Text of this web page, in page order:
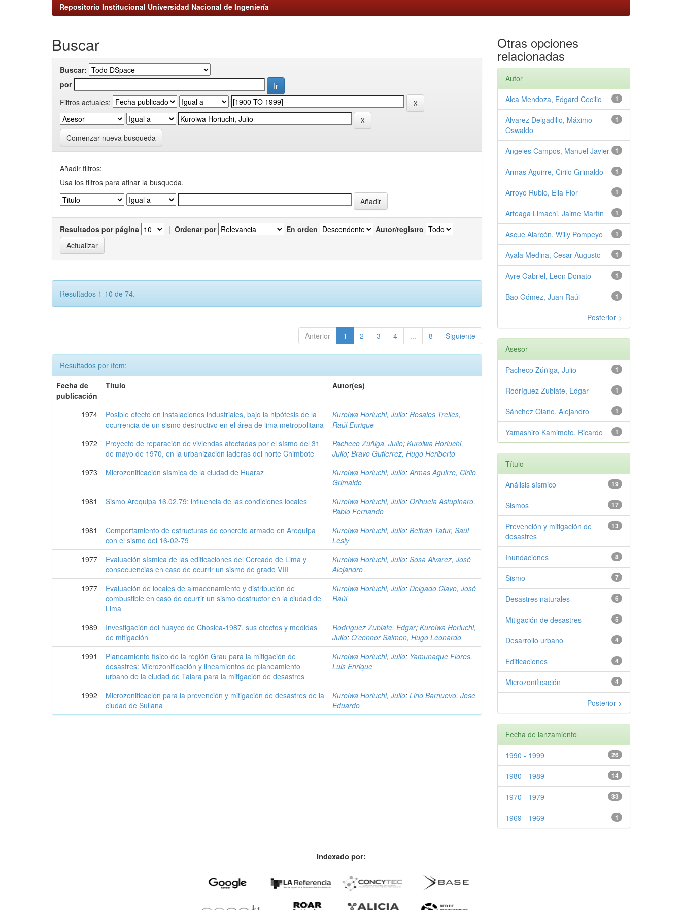
Repositorio Institucional Universidad Nacional de Ingeniería
Buscar
Buscar:
por
Filtros actuales:
Comenzar nueva busqueda
Añadir filtros:
Usa los filtros para afinar la busqueda.
Resultados por página | Ordenar por En orden Autor/registro
Resultados 1-10 de 74.
Anterior 1 2 3 4 ... 8 Siguiente
Resultados por ítem:
Fecha de
publicación
Título Autor(es)
1974
Posible efecto en instalaciones industriales, bajo la hipótesis de la
ocurrencia de un sismo destructivo en el área de lima metropolitana
Kuroiwa Horiuchi, Julio; Rosales Trelles,
Raúl Enrique
1972
Proyecto de reparación de viviendas afectadas por el sísmo del 31
de mayo de 1970, en la urbanización laderas del norte Chimbote
Pacheco Zúñiga, Julio;Kuroiwa Horiuchi,
Julio;Bravo Gutierrez, Hugo Heriberto
1973
Microzonificación sísmica de la ciudad de Huaraz Kuroiwa Horiuchi, Julio;Armas Aguirre, Cirilo
Grimaldo
1981
Sismo Arequipa 16.02.79: influencia de las condiciones locales Kuroiwa Horiuchi, Julio;Orihuela Astupinaro,
Pablo Fernando
1981
Comportamiento de estructuras de concreto armado en Arequipa
con el sismo del 16-02-79
Kuroiwa Horiuchi, Julio;Beltrán Tafur, Saúl
Lesly
1977
Evaluación sísmica de las edificaciones del Cercado de Lima y
consecuencias en caso de ocurrir un sismo de grado VIII
Kuroiwa Horiuchi, Julio;Sosa Alvarez, José
Alejandro
1977
Evaluación de locales de almacenamiento y distribución de
combustible en caso de ocurrir un sismo destructor en la ciudad de
Lima
Kuroiwa Horiuchi, Julio;Delgado Clavo, José
Raúl
1989
Investigación del huayco de Chosica-1987, sus efectos y medidas
de mitigación
Rodríguez Zubiate, Edgar;Kuroiwa Horiuchi,
Julio;O'connor Salmon, Hugo Leonardo
1991
Planeamiento físico de la región Grau para la mitigación de
desastres: Microzonificación y lineamientos de planeamiento
urbano de la ciudad de Talara para la mitigación de desastres
Kuroiwa Horiuchi, Julio; Yamunaque Flores,
Luis Enrique
1992
Microzonificación para la prevención y mitigación de desastres de la
ciudad de Sullana
Kuroiwa Horiuchi, Julio;Lino Barnuevo, Jose
Eduardo
Otras opciones
relacionadas
Autor
1
Alca Mendoza, Edgard Cecilio
1
Alvarez Delgadillo, Máximo
Oswaldo
1
Angeles Campos, Manuel Javier
1
Armas Aguirre, Cirilo Grimaldo
1
Arroyo Rubio, Elia Flor
1
Arteaga Limachi, Jaime Martín
1
Ascue Alarcón, Willy Pompeyo
1
Ayala Medina, Cesar Augusto
1
Ayre Gabriel, Leon Donato
1
Bao Gómez, Juan Raúl
Posterior >
Asesor
1
Pacheco Zúñiga, Julio
1
Rodríguez Zubiate, Edgar
1
Sánchez Olano, Alejandro
1
Yamashiro Kamimoto, Ricardo
Título
19
Análisis sísmico
17
Sismos
13
Prevención y mitigación de
desastres
8
Inundaciones
7
Sismo
6
Desastres naturales
5
Mitigación de desastres
4
Desarrollo urbano
4
Edificaciones
4
Microzonificación
Posterior >
Fecha de lanzamiento
26
1990 - 1999
14
1980 - 1989
33
1970 - 1979
1
1969 - 1969
Indexado por: